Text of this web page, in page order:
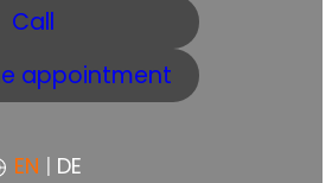
Call
appointment
EN | DE